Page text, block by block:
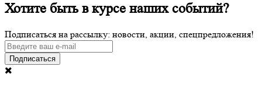
Хотите быть в курсе наших событий?
Подписаться на рассылку: новости, акции, спецпредложения!
Подписаться